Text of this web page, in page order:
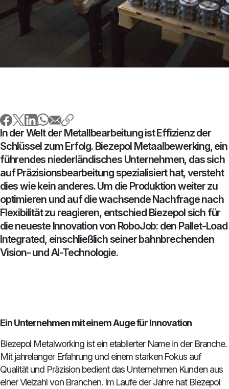
In der Welt der Metallbearbeitung ist Effizienz der
Schlüssel zum Erfolg. Biezepol Metaalbewerking, ein
führendes niederländisches Unternehmen, das sich
auf Präzisionsbearbeitung spezialisiert hat, versteht
dies wie kein anderes. Um die Produktion weiter zu
optimieren und auf die wachsende Nachfrage nach
Flexibilität zu reagieren, entschied Biezepol sich für
die neueste Innovation von RoboJob: den Pallet-Load
Integrated, einschließlich seiner bahnbrechenden
Vision- und AI-Technologie.
Ein Unternehmen mit einem Auge für Innovation
Biezepol Metalworking ist ein etablierter Name in der Branche.
Mit jahrelanger Erfahrung und einem starken Fokus auf
Qualität und Präzision bedient das Unternehmen Kunden aus
einer Vielzahl von Branchen. Im Laufe der Jahre hat Biezepol